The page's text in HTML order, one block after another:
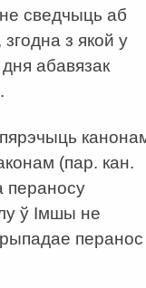
сведчыць аб
з якой у
абавязак
(пар. кан.
пераносу
ў Імшы не
перанос